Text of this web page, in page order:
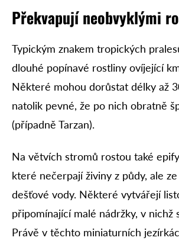
Překvapují neobvyklými
Typickým znakem tropických
dlouhé popínavé rostliny ovíjející
Některé mohou dorůstat délky až
natolik pevné, že po nich obratně
(případně Tarzan).
Na větvích stromů rostou také
které nečerpají živiny z půdy, ale
dešťové vody. Některé vytvářejí
připomínající malé nádržky, v nichž
Právě v těchto miniaturních